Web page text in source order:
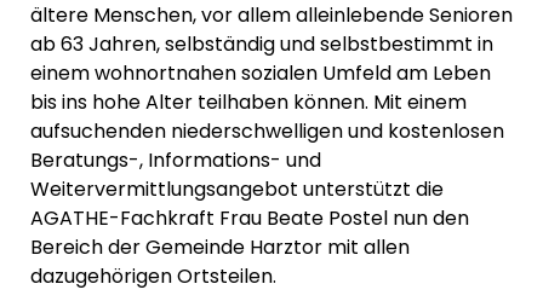
ältere Menschen, vor allem alleinlebende Senioren
ab 63 Jahren, selbständig und selbstbestimmt in
einem wohnortnahen sozialen Umfeld am Leben
bis ins hohe Alter teilhaben können. Mit einem
aufsuchenden niederschwelligen und kostenlosen
Beratungs-, Informations- und
Weitervermittlungsangebot unterstützt die
AGATHE-Fachkraft Frau Beate Postel nun den
Bereich der Gemeinde Harztor mit allen
dazugehörigen Ortsteilen.